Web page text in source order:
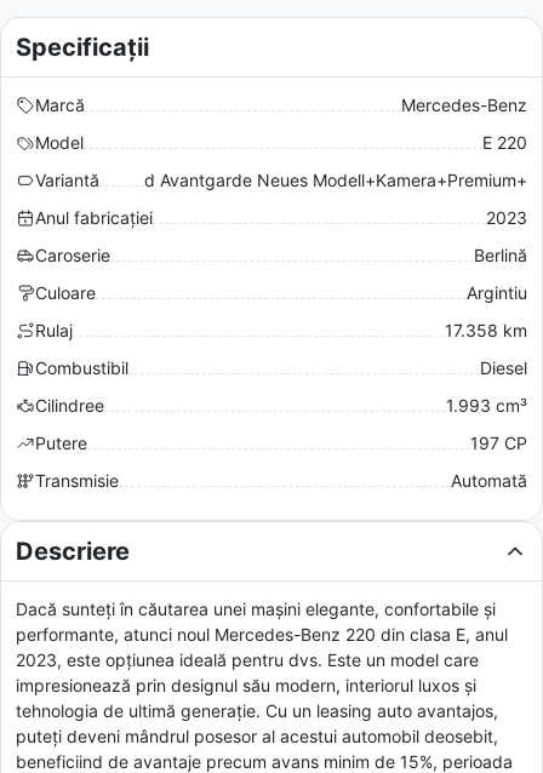
Specificații
Marcă
Mercedes-Benz
Model
E 220
Variantă
d Avantgarde Neues Modell+Kamera+Premium+
Anul fabricației
2023
Caroserie
Berlină
Culoare
Argintiu
Rulaj
17.358 km
Combustibil
Diesel
Cilindree
1.993 cm³
Putere
197 CP
Transmisie
Automată
Descriere
Dacă sunteți în căutarea unei mașini elegante, confortabile și
performante, atunci noul Mercedes-Benz 220 din clasa E, anul
2023, este opțiunea ideală pentru dvs. Este un model care
impresionează prin designul său modern, interiorul luxos și
tehnologia de ultimă generație. Cu un leasing auto avantajos,
puteți deveni mândrul posesor al acestui automobil deosebit,
beneficiind de avantaje precum avans minim de 15%, perioada